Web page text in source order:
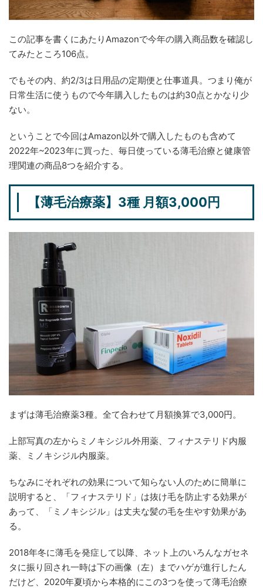
この記事を書くにあたりAmazonで今年の購入商品数を確認し
てみたところ106点。
でもその内、約2/3は日用品の定期便と仕事道具。つまり俺が
日常生活に使うもので今年購入したものは約30点とかなり少
ない。
ということで今回はAmazon以外で購入したものも含めて
2022年~2023年に買った、毎日使っている薄毛治療と健康管
理関連の商品8つを紹介する。
【薄毛治療薬】3種 月額3,000円
まずは薄毛治療薬3種。全て合わせて月額換算で3,000円。
上部写真の左からミノキシジル外用薬、フィナステリド内服
薬、ミノキシジル内服薬。
ちなみにそれぞれの効果について知らない人のために簡単に
説明すると、「フィナステリド」は抜け毛を防止する効果が
あって、「ミノキシジル」は丈夫な髪の毛を生やす効果があ
る。
2018年冬に薄毛を発症して以降、ネット上のいろんなガセネ
タに振り回され一時は下の画像（左）までハゲが進行したん
だけど、2020年夏頃から本格的にこの3つを使って薄毛治療